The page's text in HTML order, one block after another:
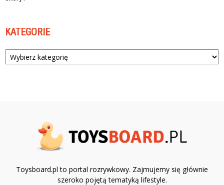
KATEGORIE
Kategorie
Toysboard.pl to portal rozrywkowy. Zajmujemy się głównie
szeroko pojętą tematyką lifestyle.